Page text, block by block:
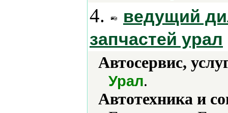
4.
ведущий
запчастей урал
Автосервис,
Урал.
Автотехника и